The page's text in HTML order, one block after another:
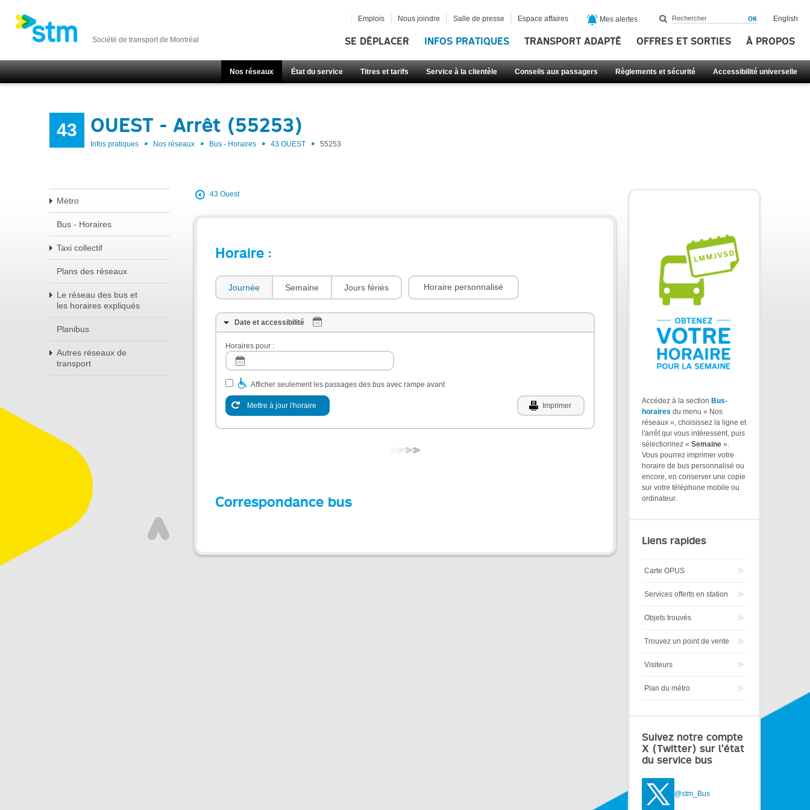
Société de transport de Montréal SE DÉPLACER INFOS PRATIQUES TRANSPORT ADAPTÉ OFFRES ET SORTIES À PROPOS
Nos réseaux État du service Titres et tarifs Service à la clientèle Conseils aux passagers Règlements et sécurité Accessibilité universelle
Emplois Nous joindre Salle de presse Espace affaires Mes alertes English
43 OUEST - Arrêt (55253)
Infos pratiques Nos réseaux Bus - Horaires 43 OUEST 55253
Métro
Bus - Horaires
Taxi collectif
Plans des réseaux
Le réseau des bus et
les horaires expliqués
Planibus
Autres réseaux de
transport
43 Ouest
Horaire :
Journée Semaine Jours fériés Horaire personnalisé
Date et accessibilité
Horaires pour :
Afficher seulement les passages des bus avec rampe avant
Mettre à jour l'horaire Imprimer
Correspondance bus
Accédez à la section Bus-
horaires du menu « Nos
réseaux », choisissez la ligne et
l'arrêt qui vous intéressent, puis
sélectionnez « Semaine ».
Vous pourrez imprimer votre
horaire de bus personnalisé ou
encore, en conserver une copie
sur votre téléphone mobile ou
ordinateur.
Liens rapides
Carte OPUS
Services offerts en station
Objets trouvés
Trouvez un point de vente
Visiteurs
Plan du métro
Suivez notre compte
X (Twitter) sur l'état
du service bus
@stm_Bus